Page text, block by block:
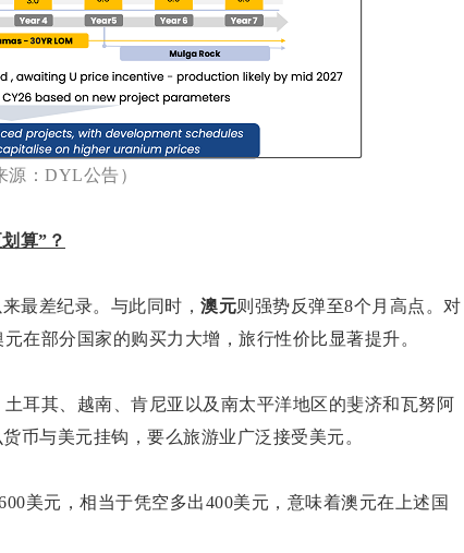
源：DYL公告）
算”？
最差纪录。与此同时， 澳元则强势反弹至8个月高点。对
在部分国家的购买力大增，旅行性价比显著提升。
耳其、越南、肯尼亚以及南太平洋地区的斐济和瓦努阿
币与美元挂钩，要么旅游业广泛接受美元。
美元，相当于凭空多出400美元，意味着澳元在上述国